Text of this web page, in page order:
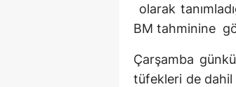
olarak
BM tahminine
Çarşamba
tüfekleri de dahil